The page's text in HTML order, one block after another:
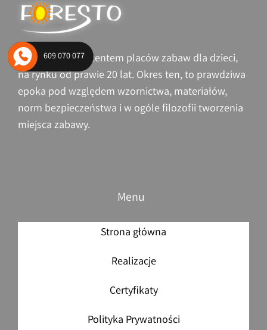
Jesteśmy producentem placów zabaw dla dzieci,
na rynku od prawie 20 lat. Okres ten, to prawdziwa
epoka pod względem wzornictwa, materiałów,
norm bezpieczeństwa i w ogóle filozofii tworzenia
miejsca zabawy.
Menu
Strona główna
Realizacje
Certyfikaty
Polityka Prywatności
609 070 077